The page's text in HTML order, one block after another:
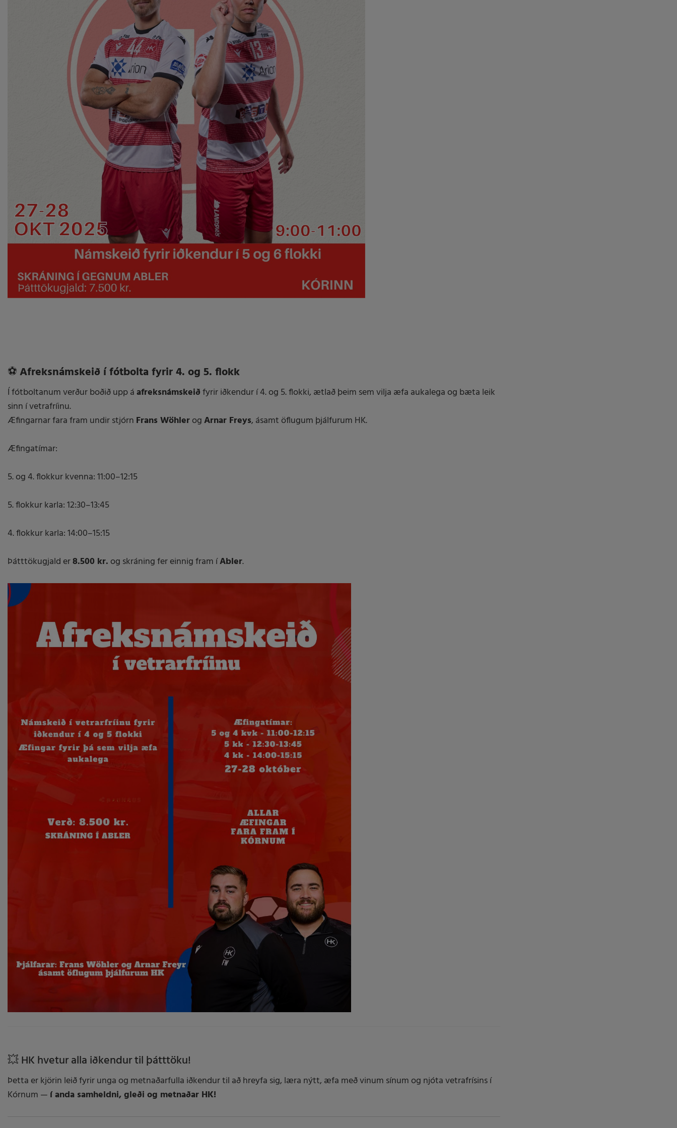
⚽Afreksnámskeið í fótbolta fyrir 4. og 5. flokk
Í fótboltanum verður boðið upp áafreksnámskeiðfyrir iðkendur í 4. og 5. flokki, ætlað þeim sem vilja æfa aukalega og bæta leik
sinn í vetrafríinu.
Æfingarnar fara fram undir stjórn Frans WöhlerogArnar Freys, ásamt öflugum þjálfurum HK.
Æfingatímar:
5. og 4. flokkur kvenna: 11:00–12:15
5. flokkur karla: 12:30–13:45
4. flokkur karla: 14:00–15:15
Þátttökugjald er8.500 kr. og skráning fer einnig fram íAbler.
💥 HK hvetur alla iðkendur til þátttöku!
Þetta er kjörin leið fyrir unga og metnaðarfulla iðkendur til að hreyfa sig, læra nýtt, æfa með vinum sínum og njóta vetrafrísins í
Kórnum — í anda samheldni, gleði og metnaðar HK!